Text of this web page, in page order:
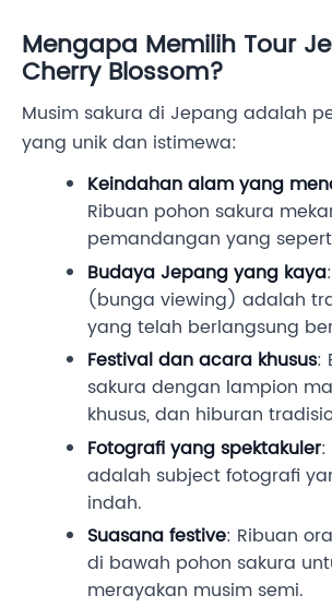
Mengapa Memilih Tour
Cherry Blossom?
Musim sakura di Jepang adalah
yang unik dan istimewa:
Keindahan alam yang
Ribuan pohon sakura
pemandangan yang
Budaya Jepang yang kaya
(bunga viewing) adalah
yang telah berlangsung
Festival dan acara khusus:
sakura dengan lampion
khusus, dan hiburan
Fotografi yang spektakuler:
adalah subject fotografi
indah.
Suasana festive: Ribuan
di bawah pohon sakura
merayakan musim semi.